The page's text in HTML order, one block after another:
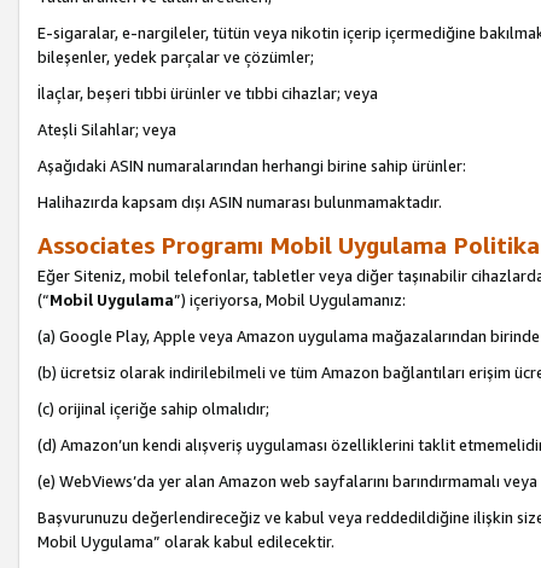
E-sigaralar, e-nargileler, tütün veya nikotin içerip içermediğine
bileşenler, yedek parçalar ve çözümler;
İlaçlar, beşeri tıbbi ürünler ve tıbbi cihazlar; veya
Ateşli Silahlar; veya
Aşağıdaki ASIN numaralarından herhangi birine sahip ürünler:
Halihazırda kapsam dışı ASIN numarası bulunmamaktadır.
Associates Programı Mobil Uygulama
Eğer Siteniz, mobil telefonlar, tabletler veya diğer taşınabilir
(“Mobil Uygulama”) içeriyorsa, Mobil Uygulamanız:
(a) Google Play, Apple veya Amazon uygulama mağazalarından birinde
(b) ücretsiz olarak indirilebilmeli ve tüm Amazon bağlantıları erişim
(c) orijinal içeriğe sahip olmalıdır;
(d) Amazon’un kendi alışveriş uygulaması özelliklerini taklit
(e) WebViews’da yer alan Amazon web sayfalarını barındırmamalı
Başvurunuzu değerlendireceğiz ve kabul veya reddedildiğine ilişkin
Mobil Uygulama” olarak kabul edilecektir.